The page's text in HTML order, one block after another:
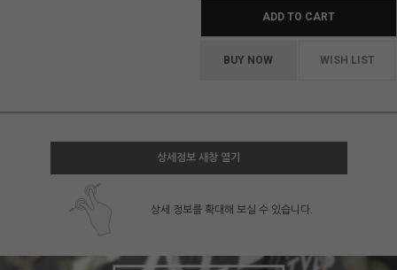
ADD TO CART
BUY NOW WISH LIST
상세정보 새창 열기
상세 정보를 확대해 보실 수 있습니다.